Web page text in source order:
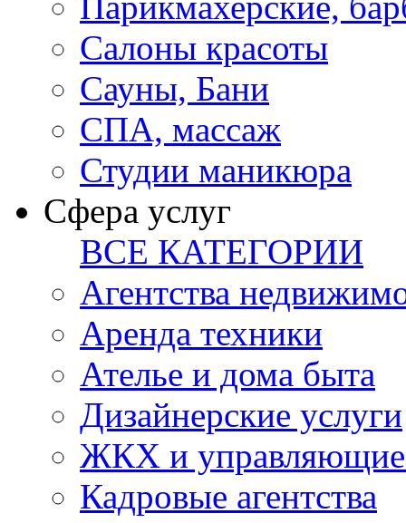
Салоны красоты
Сауны, Бани
СПА, массаж
Студии маникюра
Сфера услуг
ВСЕ КАТЕГОРИИ
Агентства
Аренда техники
Ателье и дома быта
Дизайнерские услуги
ЖКХ и управляющие
Кадровые агентства